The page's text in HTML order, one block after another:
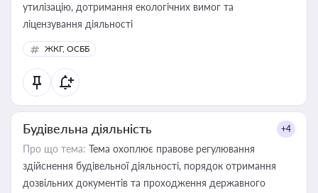
утилізацію, дотримання екологічних вимог та
ліцензування діяльності
ЖКГ, ОСББ
Будівельна діяльність +4
Про що тема: Тема охоплює правове регулювання
здійснення будівельної діяльності, порядок отримання
дозвільних документів та проходження державного